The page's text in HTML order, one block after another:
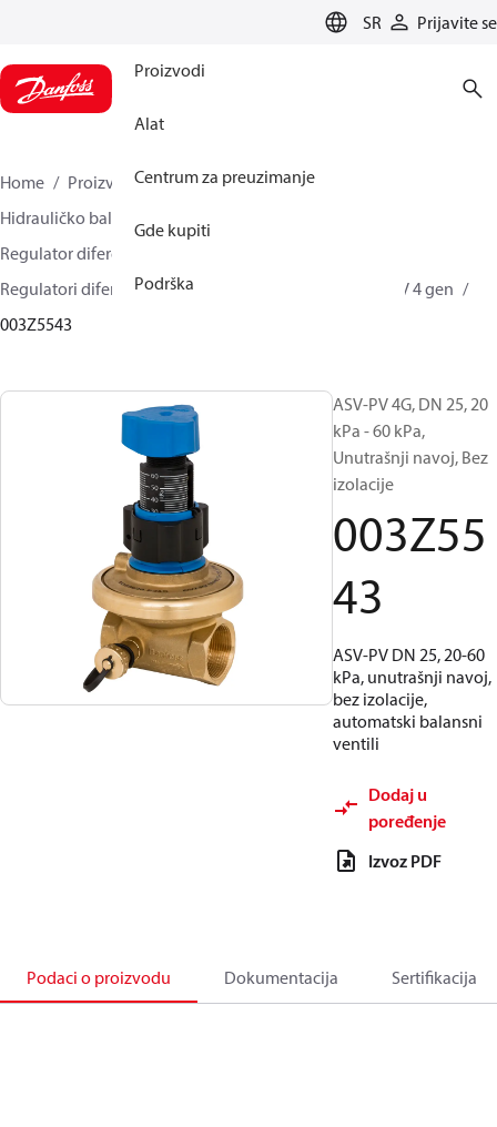
SR Prijavite se
Proizvodi
Alat
Centrum za preuzimanje
Gde kupiti
Podrška
Home Proizvodi
Climate Solutions za grejanje
Hidrauličko balansiranje i regulacija
Regulator diferencijalnog pritiska
Regulatori diferencijalnog pritiska
ASV-PV 4 gen
003Z5543
ASV-PV 4G, DN 25, 20
kPa - 60 kPa,
Unutrašnji navoj, Bez
izolacije
003Z55
43
ASV-PV DN 25, 20-60
kPa, unutrašnji navoj,
bez izolacije,
automatski balansni
ventili
Dodaj u
poređenje
Izvoz PDF
Podaci o proizvodu Dokumentacija Sertifikacija